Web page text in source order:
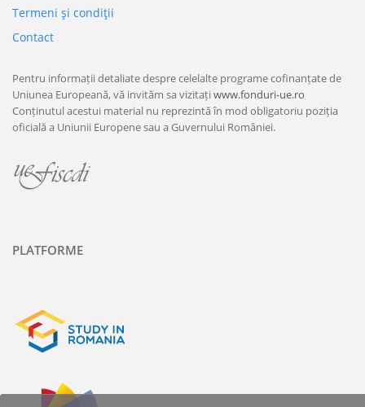
Termeni şi condiţii
Contact
Pentru informații detaliate despre celelalte programe cofinanțate de
Uniunea Europeană, vă invităm sa vizitațiwww.fonduri-ue.ro
Conținutul acestui material nu reprezintă în mod obligatoriu poziția
oficială a Uniunii Europene sau a Guvernului României.
PLATFORME